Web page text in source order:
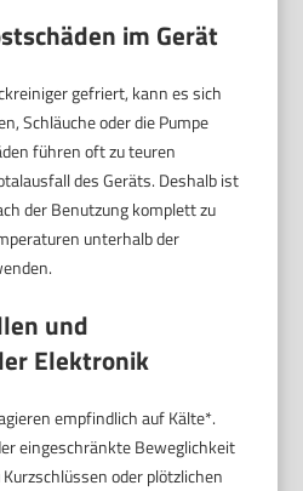
im Gerät
gefriert, kann es sich
Schläuche oder die Pumpe
führen oft zu teuren
des Geräts. Deshalb ist
der Benutzung komplett zu
unterhalb der
und
Elektronik
empfindlich auf Kälte*.
eingeschränkte Beweglichkeit
oder plötzlichen